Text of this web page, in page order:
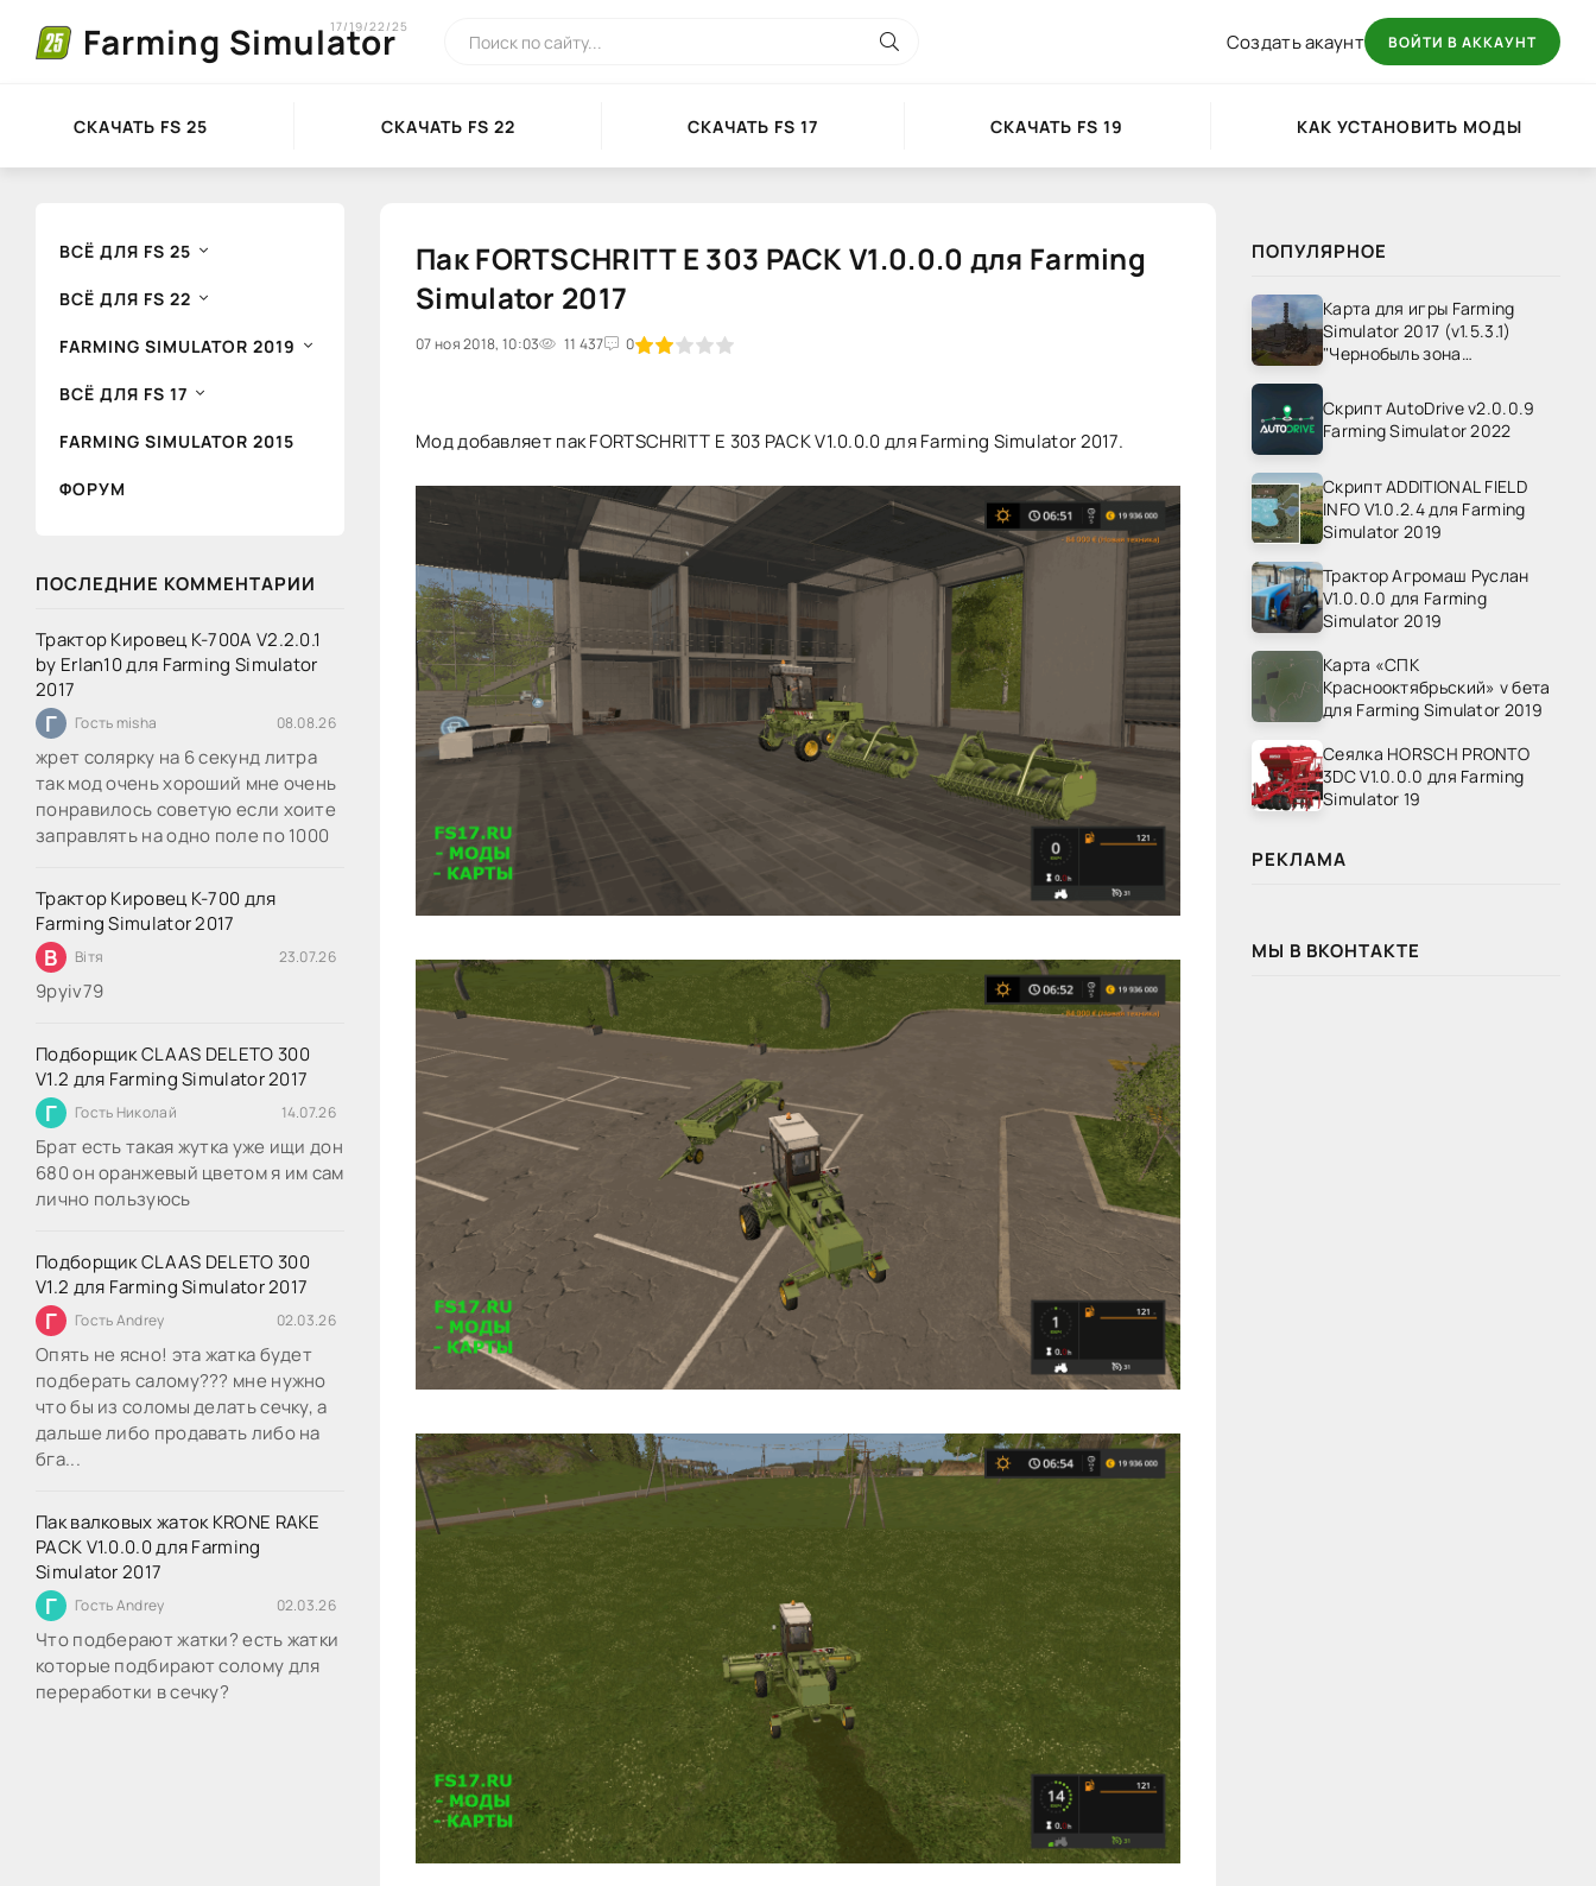
Farming Simulator
17/19/22/25
Создать акаунт ВОЙТИ В АККАУНТ
СКАЧАТЬ FS 25 СКАЧАТЬ FS 22 СКАЧАТЬ FS 17 СКАЧАТЬ FS 19 КАК УСТАНОВИТЬ МОДЫ
ВСЁ ДЛЯ FS 25
ВСЁ ДЛЯ FS 22
FARMING SIMULATOR 2019
ВСЁ ДЛЯ FS 17
FARMING SIMULATOR 2015
ФОРУМ
ПОСЛЕДНИЕ КОММЕНТАРИИ
Трактор Кировец К-700А V2.2.0.1
by Erlan10 для Farming Simulator
2017
Г Гость misha 08.08.26
жрет солярку на 6 секунд литра
так мод очень хороший мне очень
понравилось советую если хоите
заправлять на одно поле по 1000
Трактор Кировец К-700 для
Farming Simulator 2017
В Вітя 23.07.26
9руіv79
Подборщик CLAAS DELETO 300
V1.2 для Farming Simulator 2017
Г Гость Николай 14.07.26
Брат есть такая жутка уже ищи дон
680 он оранжевый цветом я им сам
лично пользуюсь
Подборщик CLAAS DELETO 300
V1.2 для Farming Simulator 2017
Г Гость Andrey 02.03.26
Опять не ясно! эта жатка будет
подберать салому??? мне нужно
что бы из соломы делать сечку, а
дальше либо продавать либо на
бга...
Пак валковых жаток KRONE RAKE
PACK V1.0.0.0 для Farming
Simulator 2017
Г Гость Andrey 02.03.26
Что подберают жатки? есть жатки
которые подбирают солому для
переработки в сечку?
Пак FORTSCHRITT E 303 PACK V1.0.0.0 для Farming
Simulator 2017
07 ноя 2018, 10:03 11 437 0
1 2 3 4 5
Мод добавляет пак FORTSCHRITT E 303 PACK V1.0.0.0 для Farming Simulator 2017.
ПОПУЛЯРНОЕ
Карта для игры Farming
Simulator 2017 (v1.5.3.1)
"Чернобыль зона
Скрипт AutoDrive v2.0.0.9
Farming Simulator 2022
Скрипт ADDITIONAL FIELD
INFO V1.0.2.4 для Farming
Simulator 2019
Трактор Агромаш Руслан
V1.0.0.0 для Farming
Simulator 2019
Карта «СПК
Краснооктябрьский» v бета
для Farming Simulator 2019
Сеялка HORSCH PRONTO
3DC V1.0.0.0 для Farming
Simulator 19
РЕКЛАМА
МЫ В ВКОНТАКТЕ